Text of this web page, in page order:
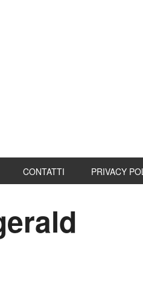
CONTATTI PRIVACY